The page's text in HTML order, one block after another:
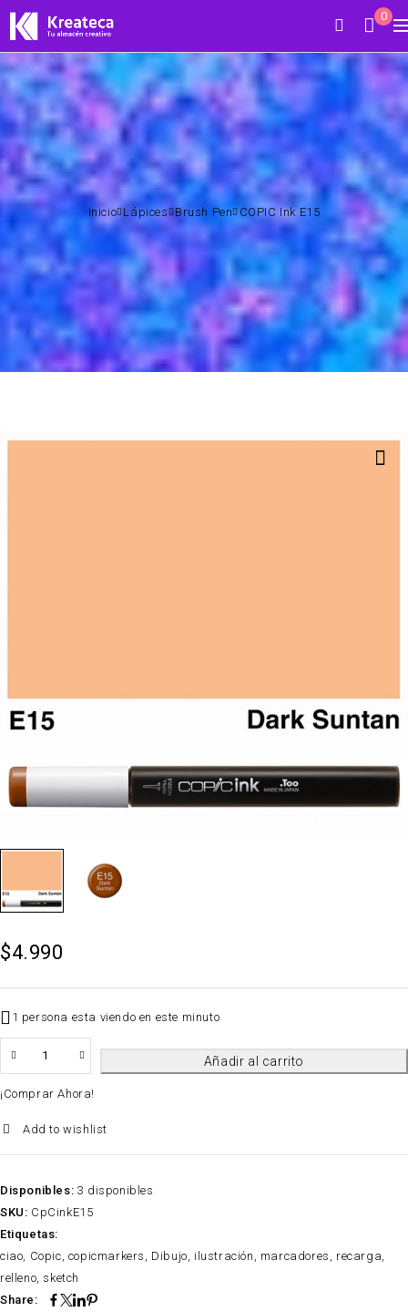
0
Inicio Lápices Brush Pen COPIC Ink E15
$4.990
1 persona esta viendo en este minuto
Añadir al carrito
¡Comprar Ahora!
Add to wishlist
Disponibles: 3 disponibles
SKU: CpCinkE15
Etiquetas:
ciao Copic copicmarkers Dibujo ilustración marcadores recarga
relleno sketch
Share: